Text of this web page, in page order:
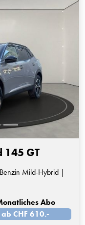
145 GT
Mild-Hybrid |
Abo
ab CHF 610.-